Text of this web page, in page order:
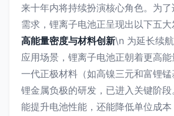
来十年内将持续扮演核心角色。为
需求，锂离子电池正呈现出以下五
高能量密度与材料创新\n 为延长续
应用场景，锂离子电池正朝着更高
一代正极材料（如高镍三元和富锂
锂金属负极的研发，已进入关键阶
能提升电池性能，还能降低单位成